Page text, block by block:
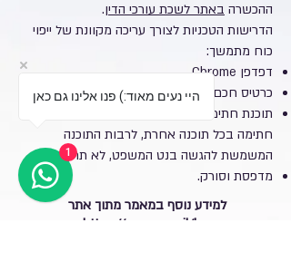
ההכשרה באתר לשכת עורכי הדין.
הדרישות הטכניות לצורך עריכה מקוונת של ייפוי
כוח מתמשך:
דפדפן Chrome.
כרטיס חכם.
חתימה בכל תוכנה אחרת, לרבות התוכנה
המשמשת להגשה בנט המשפט, לא תתקבל.
מדפסת וסורק.
למידע נוסף במאמר מתוך אתר
https://www.gov.il/he
היי נעים מאוד:) פנו אלינו גם כאן
1